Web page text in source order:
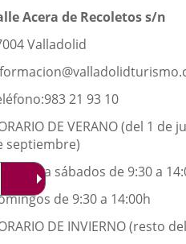
Acera de Recoletos s/n
Valladolid
21 93 10
DE VERANO (del 1
septiembre)
lunes a sábados de 9:30 a
de 9:30 a 14:00h
DE INVIERNO (resto